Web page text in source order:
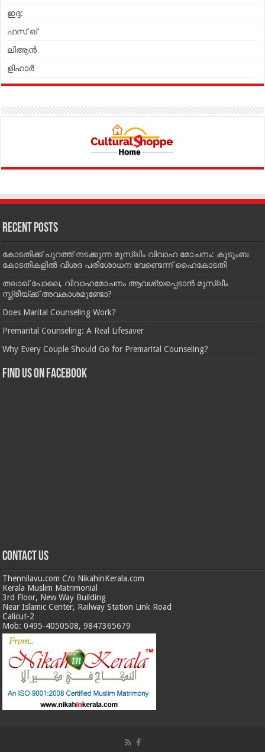
ഇദ്ദ:
ഫസ് ഖ്
ലിആന്‍
ളിഹാർ
Recent Posts
കോടതിക്ക് പുറത്ത് നടക്കുന്ന മുസ്‌ലിം വിവാഹ മോചനം: കുടുംബ
കോടതികളില്‍ വിശദ പരിശോധന വേണ്ടെന്ന് ഹൈകോടതി
തലാഖ് പോലെ, വിവാഹമോചനം ആവശ്യപ്പെടാൻ മുസ്ലീം
സ്ത്രീയ്ക്ക് അവകാശമുണ്ടോ?
Does Marital Counseling Work?
Premarital Counseling: A Real Lifesaver
Why Every Couple Should Go for Premarital Counseling?
Find us on Facebook
Contact us
Thennilavu.com C/o NikahinKerala.com
Kerala Muslim Matrimonial
3rd Floor, New Way Building
Near Islamic Center, Railway Station Link Road
Calicut-2
Mob: 0495-4050508, 9847365679